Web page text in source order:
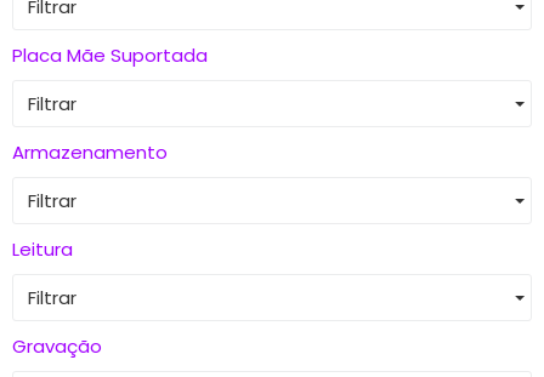
Filtrar
Placa Mãe Suportada
Filtrar
Armazenamento
Filtrar
Leitura
Filtrar
Gravação